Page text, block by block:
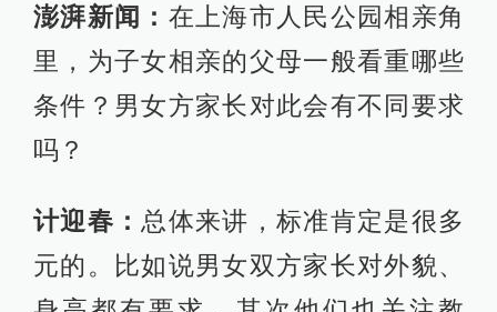
澎湃新闻： 在上海市人民公园相亲角
里，为子女相亲的父母一般看重哪些
条件？男女方家长对此会有不同要求
吗？
计迎春： 总体来讲，标准肯定是很多
元的。比如说男女双方家长对外貌、